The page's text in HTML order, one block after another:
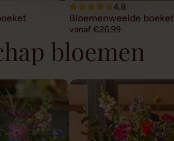
4.8
Bloemenweelde boeket
vanaf €26,99
bloemen